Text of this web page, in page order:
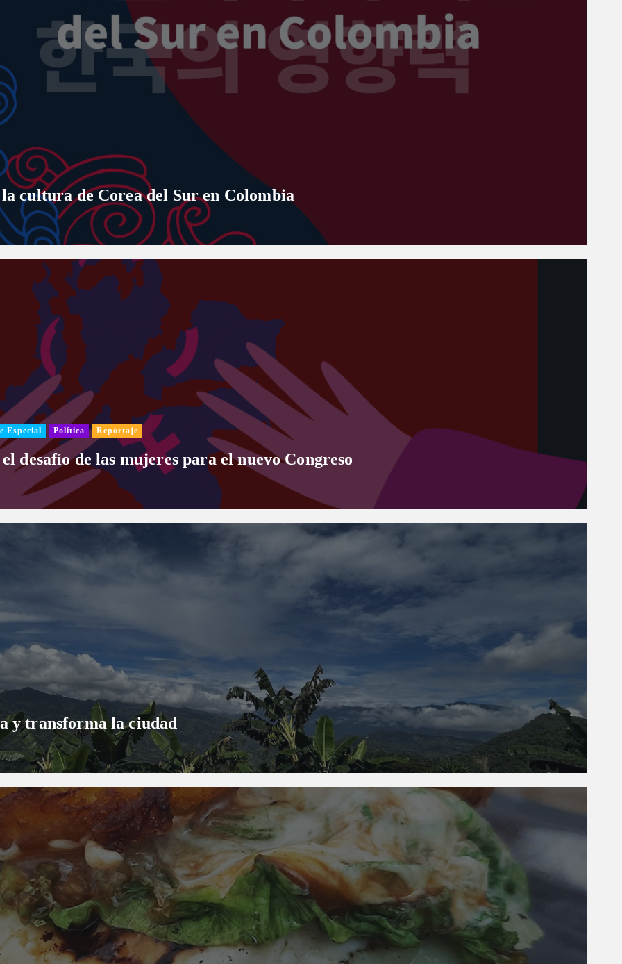
cultura de Corea del Sur en Colombia
Especial Política Reportaje
desafío de las mujeres para el nuevo Congreso
y transforma la ciudad